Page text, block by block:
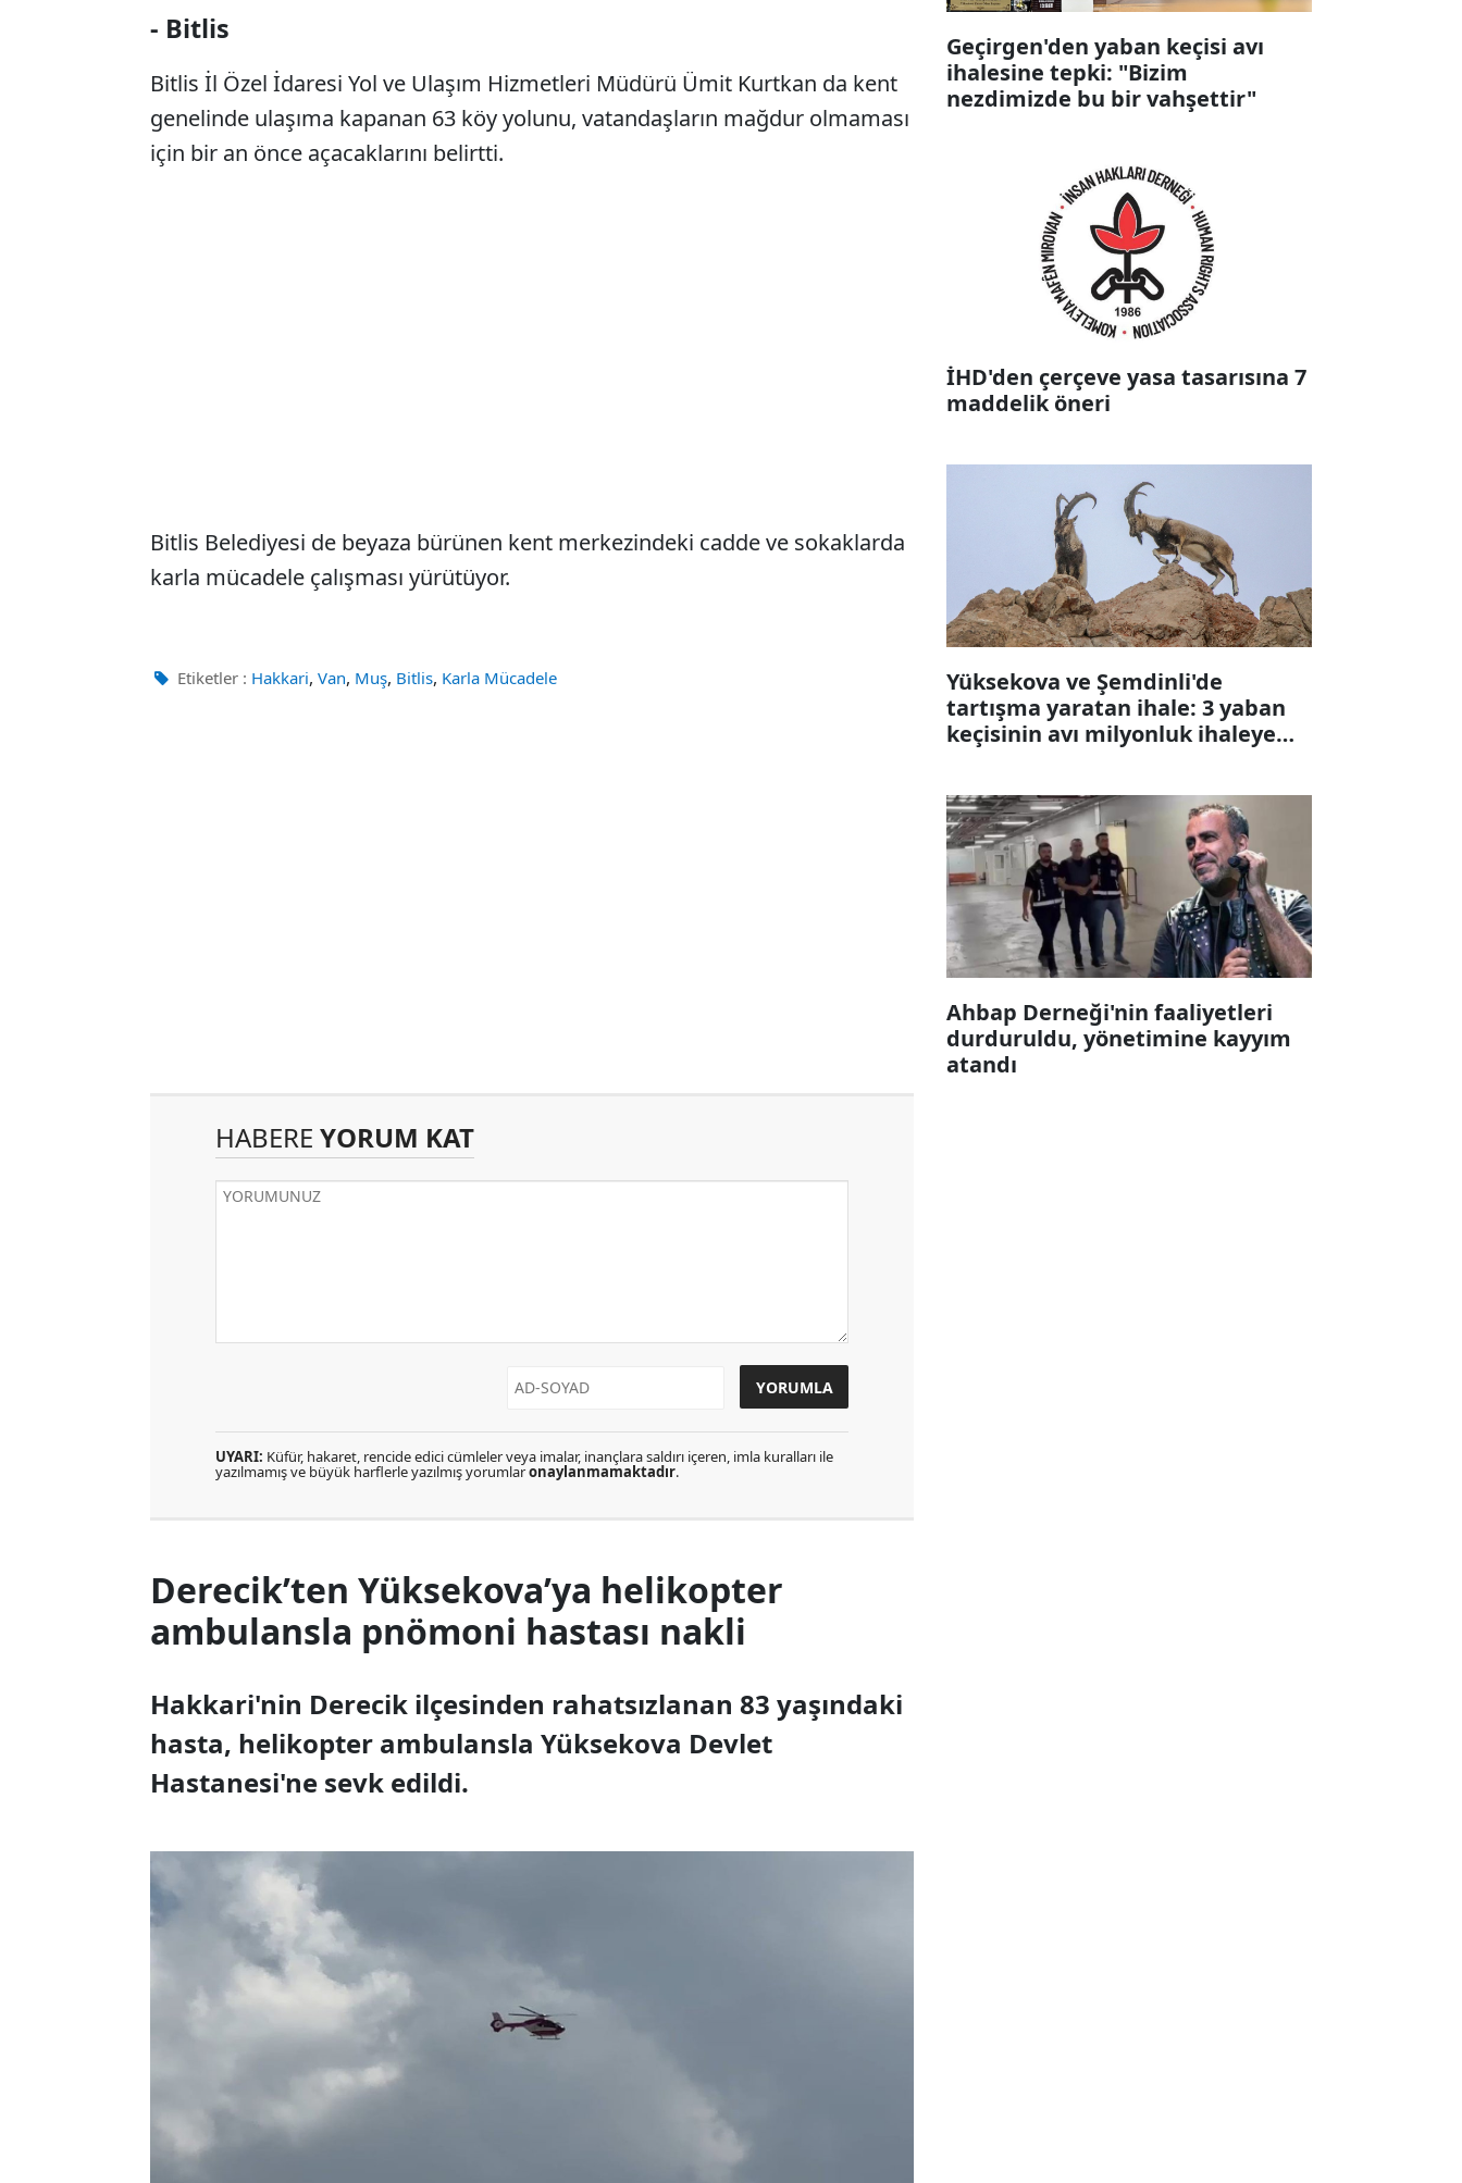
- Bitlis
Bitlis İl Özel İdaresi Yol ve Ulaşım Hizmetleri Müdürü Ümit Kurtkan da kent
genelinde ulaşıma kapanan 63 köy yolunu, vatandaşların mağdur olmaması
için bir an önce açacaklarını belirtti.
Bitlis Belediyesi de beyaza bürünen kent merkezindeki cadde ve sokaklarda
karla mücadele çalışması yürütüyor.
Etiketler : Hakkari, Van, Muş, Bitlis, Karla Mücadele
HABERE YORUM KAT
UYARI: Küfür, hakaret, rencide edici cümleler veya imalar, inançlara saldırı içeren, imla kuralları ile
yazılmamış ve büyük harflerle yazılmış yorumlaronaylanmamaktadır.
Derecik’ten Yüksekova’ya helikopter
ambulansla pnömoni hastası nakli
Hakkari'nin Derecik ilçesinden rahatsızlanan 83 yaşındaki
hasta, helikopter ambulansla Yüksekova Devlet
Hastanesi'ne sevk edildi.
Geçirgen'den yaban keçisi avı
ihalesine tepki: "Bizim
nezdimizde bu bir vahşettir"
İHD'den çerçeve yasa tasarısına 7
maddelik öneri
Yüksekova ve Şemdinli'de
tartışma yaratan ihale: 3 yaban
keçisinin avı milyonluk ihaleye
Ahbap Derneği'nin faaliyetleri
durduruldu, yönetimine kayyım
atandı